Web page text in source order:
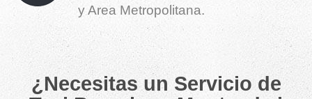
y Area Metropolitana.
¿Necesitas un Servicio de